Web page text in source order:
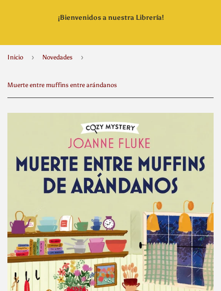
¡Bienvenidos a nuestra Librería!
Inicio › Novedades ›
Muerte entre muffins entre arándanos